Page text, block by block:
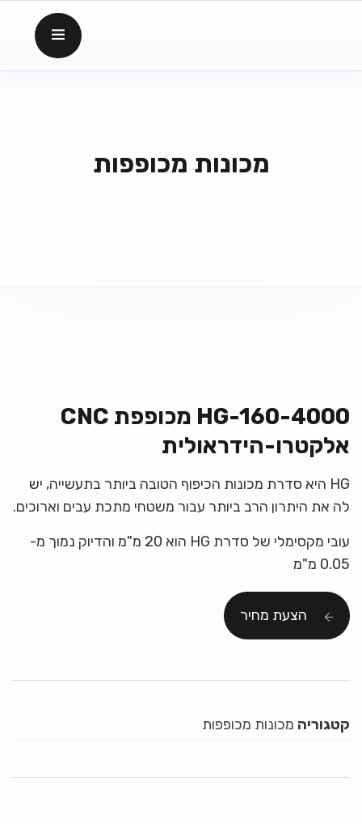
מכונות מכופפות
HG-160-4000 מכופפת CNC
אלקטרו-הידראולית
HG היא סדרת מכונות הכיפוף הטובה ביותר בתעשייה, יש
לה את היתרון הרב ביותר עבור משטחי מתכת עבים וארוכים.
עובי מקסימלי של סדרת HG הוא 20 מ"מ והדיוק נמוך מ-
0.05 מ"מ
הצעת מחיר
קטגוריה מכונות מכופפות